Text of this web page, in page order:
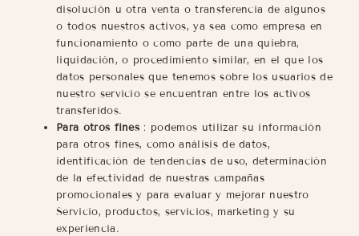
disolución u otra venta o transferencia de algunos
o todos nuestros activos, ya sea como empresa en
funcionamiento o como parte de una quiebra,
liquidación, o procedimiento similar, en el que los
datos personales que tenemos sobre los usuarios de
nuestro servicio se encuentran entre los activos
transferidos.
Para otros fines : podemos utilizar su información
para otros fines, como análisis de datos,
identificación de tendencias de uso, determinación
de la efectividad de nuestras campañas
promocionales y para evaluar y mejorar nuestro
Servicio, productos, servicios, marketing y su
experiencia.